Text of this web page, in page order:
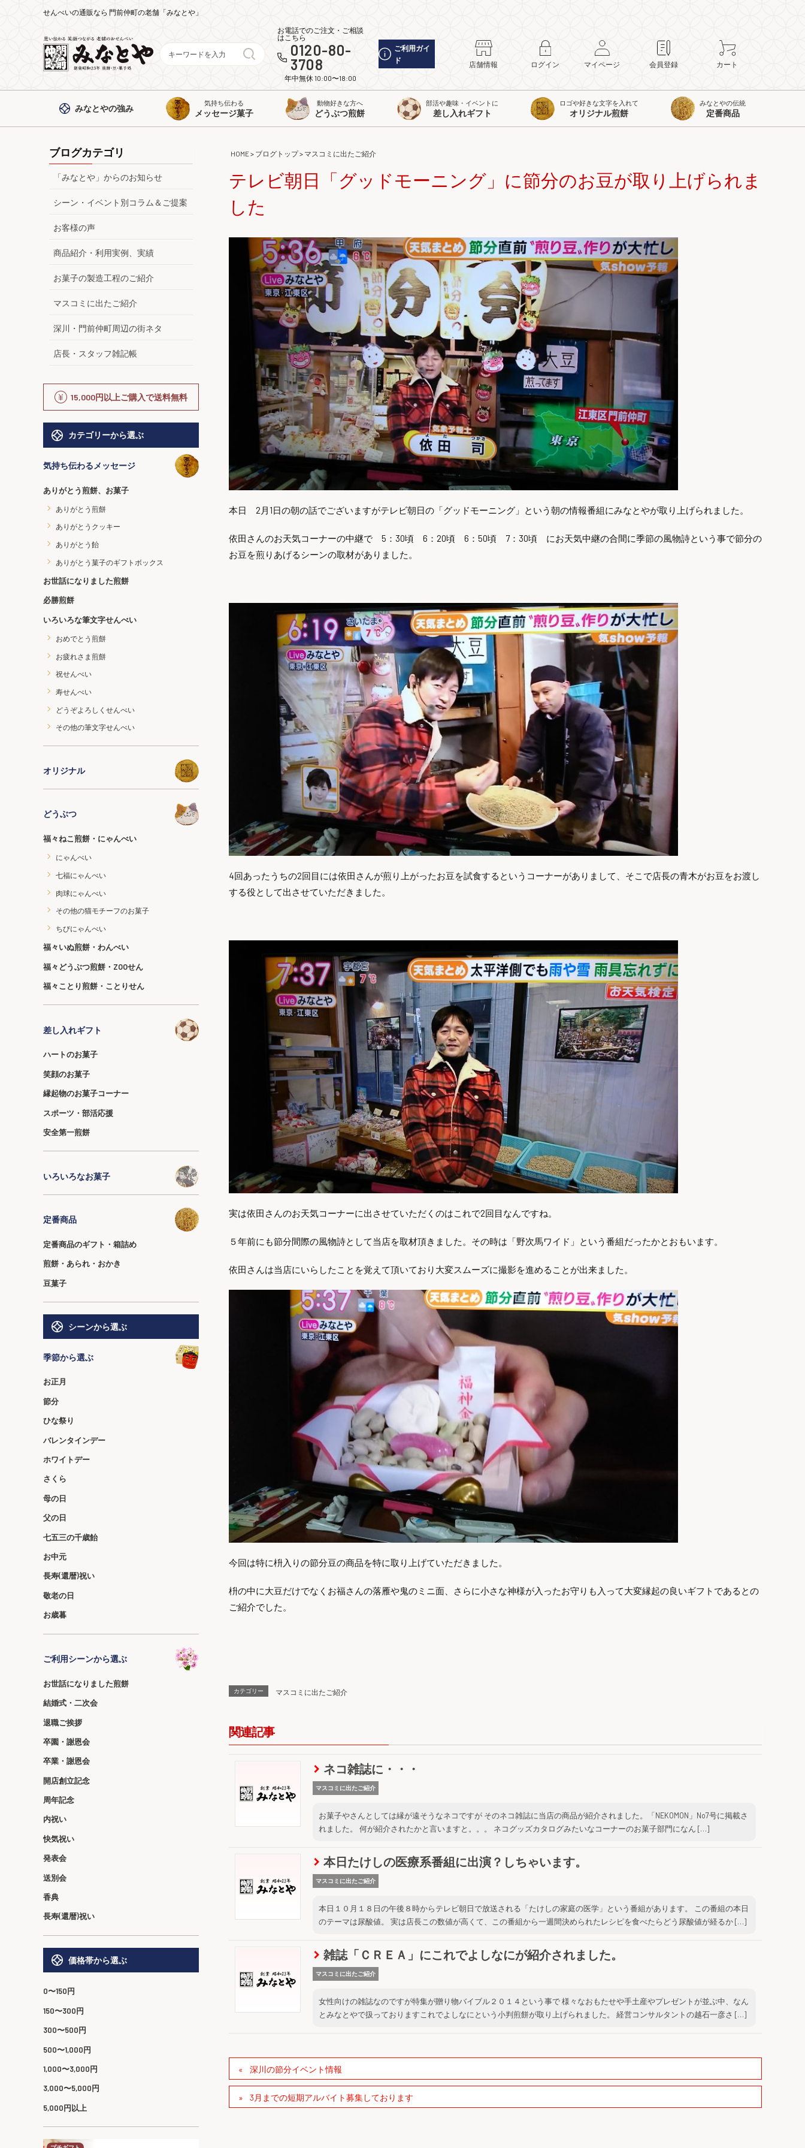
せんべいの通販なら 門前仲町の老舗「みなとや」
お電話でのご注文・ご相談
はこちら
0120-80-
3708
年中無休 10:00〜18:00
ご利用ガイ
ド
店舗情報 ログイン マイページ 会員登録 カート
みなとやの強み
気持ち伝わる
メッセージ菓子
動物好きな方へ
どうぶつ煎餅
部活や趣味・イベントに
差し入れギフト
ロゴや好きな文字を入れて
オリジナル煎餅
みなとやの伝統
定番商品
ブログカテゴリ
「みなとや」からのお知らせ
シーン・イベント別コラム＆ご提案
お客様の声
商品紹介・利用実例、実績
お菓子の製造工程のご紹介
マスコミに出たご紹介
深川・門前仲町周辺の街ネタ
店長・スタッフ雑記帳
15,000円以上ご購入で送料無料
カテゴリーから選ぶ
気持ち伝わるメッセージ
ありがとう煎餅、お菓子
ありがとう煎餅
ありがとうクッキー
ありがとう飴
ありがとう菓子のギフトボックス
お世話になりました煎餅
必勝煎餅
いろいろな筆文字せんべい
おめでとう煎餅
お疲れさま煎餅
祝せんべい
寿せんべい
どうぞよろしくせんべい
その他の筆文字せんべい
オリジナル
どうぶつ
福々ねこ煎餅・にゃんべい
にゃんべい
七福にゃんべい
肉球にゃんべい
その他の猫モチーフのお菓子
ちびにゃんべい
福々いぬ煎餅・わんべい
福々どうぶつ煎餅・ZOOせん
福々ことり煎餅・ことりせん
差し入れギフト
ハートのお菓子
笑顔のお菓子
縁起物のお菓子コーナー
スポーツ・部活応援
安全第一煎餅
いろいろなお菓子
定番商品
定番商品のギフト・箱詰め
煎餅・あられ・おかき
豆菓子
シーンから選ぶ
季節から選ぶ
お正月
節分
ひな祭り
バレンタインデー
ホワイトデー
さくら
母の日
父の日
七五三の千歳飴
お中元
長寿(還暦)祝い
敬老の日
お歳暮
ご利用シーンから選ぶ
お世話になりました煎餅
結婚式・二次会
退職ご挨拶
卒園・謝恩会
卒業・謝恩会
開店創立記念
周年記念
内祝い
快気祝い
発表会
送別会
香典
長寿(還暦)祝い
価格帯から選ぶ
0〜150円
150〜300円
300〜500円
500〜1,000円
1,000〜3,000円
3,000〜5,000円
5,000円以上
HOME> ブログトップ> マスコミに出たご紹介
テレビ朝日「グッドモーニング」に節分のお豆が取り上げられま
した
本日 2月1日の朝の話でございますがテレビ朝日の「グッドモーニング」という朝の情報番組にみなとやが取り上げられました。
依田さんのお天気コーナーの中継で 5：30頃 6：20頃 6：50頃 7：30頃 にお天気中継の合間に季節の風物詩という事で節分の
お豆を煎りあげるシーンの取材がありました。
4回あったうちの2回目には依田さんが煎り上がったお豆を試食するというコーナーがありまして、そこで店長の青木がお豆をお渡し
する役として出させていただきました。
実は依田さんのお天気コーナーに出させていただくのはこれで2回目なんですね。
５年前にも節分間際の風物詩として当店を取材頂きました。その時は「野次馬ワイド」という番組だったかとおもいます。
依田さんは当店にいらしたことを覚えて頂いており大変スムーズに撮影を進めることが出来ました。
今回は特に枡入りの節分豆の商品を特に取り上げていただきました。
枡の中に大豆だけでなくお福さんの落雁や鬼のミニ面、さらに小さな神様が入ったお守りも入って大変縁起の良いギフトであるとの
ご紹介でした。
カテゴリー マスコミに出たご紹介
関連記事
ネコ雑誌に・・・
マスコミに出たご紹介
お菓子やさんとしては縁が遠そうなネコですが そのネコ雑誌に当店の商品が紹介されました。「NEKOMON」No7号に掲載さ
れました。 何が紹介されたかと言いますと。。。 ネコグッズカタログみたいなコーナーのお菓子部門になん […]
本日たけしの医療系番組に出演？しちゃいます。
マスコミに出たご紹介
本日１０月１８日の午後８時からテレビ朝日で放送される「たけしの家庭の医学」という番組があります。 この番組の本日
のテーマは尿酸値。 実は店長この数値が高くて、この番組から一週間決められたレシピを食べたらどう尿酸値が経るか […]
雑誌「ＣＲＥＡ」にこれでよしなにが紹介されました。
マスコミに出たご紹介
女性向けの雑誌なのですが特集が贈り物バイブル２０１４という事で 様々なおもたせや手土産やプレゼントが並ぶ中、なん
とみなとやで扱っておりますこれでよしなにという小判煎餅が取り上げられました。 経営コンサルタントの越石一彦さ […]
深川の節分イベント情報
3月までの短期アルバイト募集しております